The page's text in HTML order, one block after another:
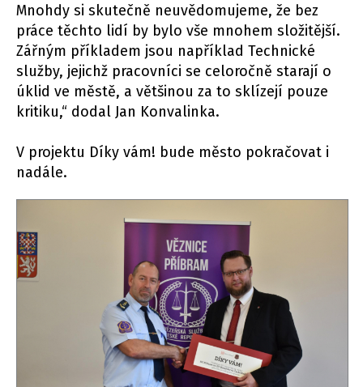
Mnohdy si skutečně neuvědomujeme, že bez
práce těchto lidí by bylo vše mnohem složitější.
Zářným příkladem jsou například Technické
služby, jejichž pracovníci se celoročně starají o
úklid ve městě, a většinou za to sklízejí pouze
kritiku,“ dodal Jan Konvalinka.
V projektu Díky vám! bude město pokračovat i
nadále.